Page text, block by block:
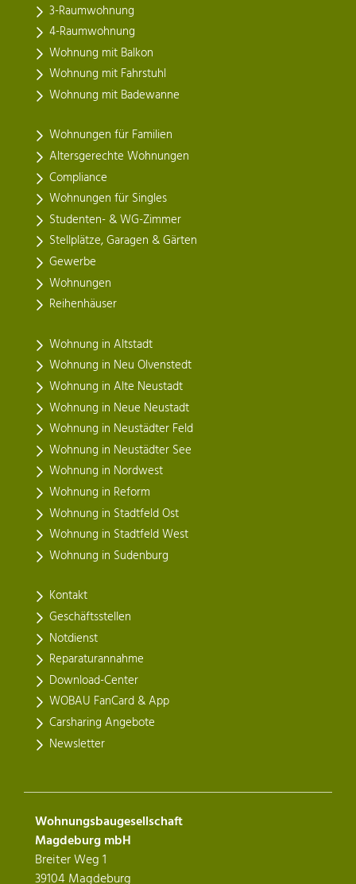
Wohnungsbaugesellschaft
Magdeburg mbH
Breiter Weg 1
39104 Magdeburg
3-Raumwohnung
4-Raumwohnung
Wohnung mit Balkon
Wohnung mit Fahrstuhl
Wohnung mit Badewanne
Wohnungen für Familien
Altersgerechte Wohnungen
Compliance
Wohnungen für Singles
Studenten- & WG-Zimmer
Stellplätze, Garagen & Gärten
Gewerbe
Wohnungen
Reihenhäuser
Wohnung in Altstadt
Wohnung in Neu Olvenstedt
Wohnung in Alte Neustadt
Wohnung in Neue Neustadt
Wohnung in Neustädter Feld
Wohnung in Neustädter See
Wohnung in Nordwest
Wohnung in Reform
Wohnung in Stadtfeld Ost
Wohnung in Stadtfeld West
Wohnung in Sudenburg
Kontakt
Geschäftsstellen
Notdienst
Reparaturannahme
Download-Center
WOBAU FanCard & App
Carsharing Angebote
Newsletter